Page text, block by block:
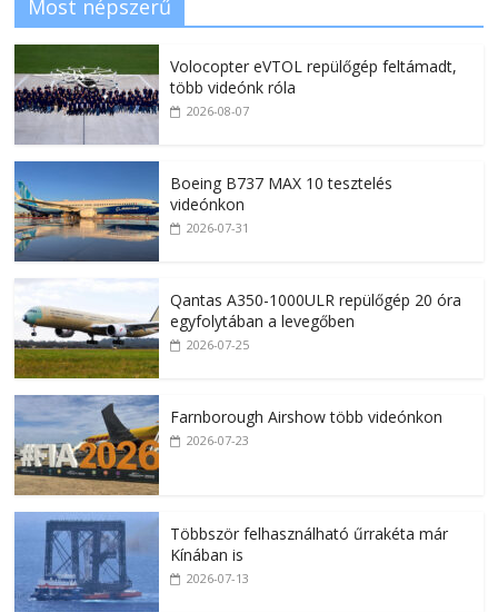
Most népszerű
Volocopter eVTOL repülőgép feltámadt,
több videónk róla
2026-08-07
Boeing B737 MAX 10 tesztelés
videónkon
2026-07-31
Qantas A350-1000ULR repülőgép 20 óra
egyfolytában a levegőben
2026-07-25
Farnborough Airshow több videónkon
2026-07-23
Többször felhasználható űrrakéta már
Kínában is
2026-07-13